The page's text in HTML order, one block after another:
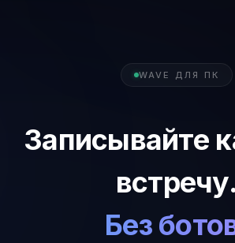
WAVE ДЛЯ ПК
Записывайте
встречу.
Без